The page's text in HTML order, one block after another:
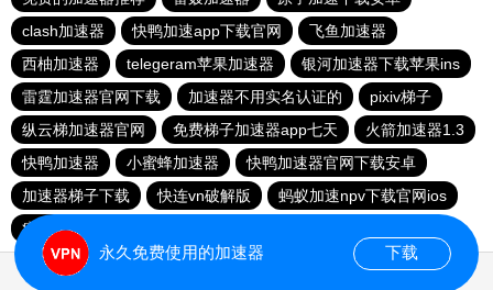
clash加速器
快鸭加速app下载官网
飞鱼加速器
西柚加速器
telegeram苹果加速器
银河加速器下载苹果ins
雷霆加速器官网下载
加速器不用实名认证的
pixiv梯子
纵云梯加速器官网
免费梯子加速器app七天
火箭加速器1.3
快鸭加速器
小蜜蜂加速器
快鸭加速器官网下载安卓
加速器梯子下载
快连vn破解版
蚂蚁加速npv下载官网ios
疾风加速器
永久免费使用的加速器 下载